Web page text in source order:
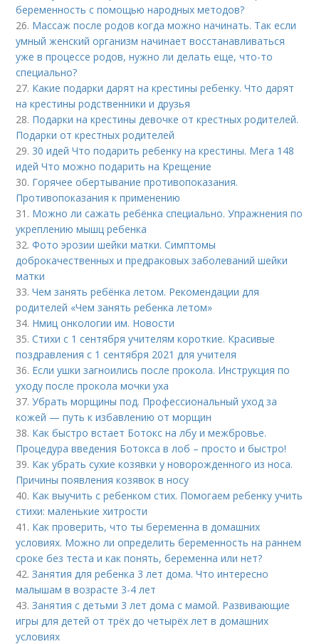
беременность с помощью народных методов?
26. Массаж после родов когда можно начинать. Так если
умный женский организм начинает восстанавливаться
уже в процессе родов, нужно ли делать еще, что-то
специально?
27. Какие подарки дарят на крестины ребенку. Что дарят
на крестины родственники и друзья
28. Подарки на крестины девочке от крестных родителей.
Подарки от крестных родителей
29. 30 идей Что подарить ребенку на крестины. Мега 148
идей Что можно подарить на Крещение
30. Горячее обертывание противопоказания.
Противопоказания к применению
31. Можно ли сажать ребёнка специально. Упражнения по
укреплению мышц ребенка
32.Фото эрозии шейки матки. Симптомы
доброкачественных и предраковых заболеваний шейки
матки
33.Чем занять ребёнка летом. Рекомендации для
родителей «Чем занять ребенка летом»
34. Нмиц онкологии им. Новости
35.Стихи с 1 сентября учителям короткие. Красивые
поздравления с 1 сентября 2021 для учителя
36. Если ушки загноились после прокола. Инструкция по
уходу после прокола мочки уха
37.Убрать морщины под. Профессиональный уход за
кожей — путь к избавлению от морщин
38. Как быстро встает Ботокс на лбу и межбровье.
Процедура введения Ботокса в лоб – просто и быстро!
39. Как убрать сухие козявки у новорожденного из носа.
Причины появления козявок в носу
40. Как выучить с ребенком стих. Помогаем ребенку учить
стихи: маленькие хитрости
41. Как проверить, что ты беременна в домашних
условиях. Можно ли определить беременность на раннем
сроке без теста и как понять, беременна или нет?
42.Занятия для ребенка 3 лет дома. Что интересно
малышам в возрасте 3-4 лет
43.Занятия с детьми 3 лет дома с мамой. Развивающие
игры для детей от трёх до четырёх лет в домашних
условиях